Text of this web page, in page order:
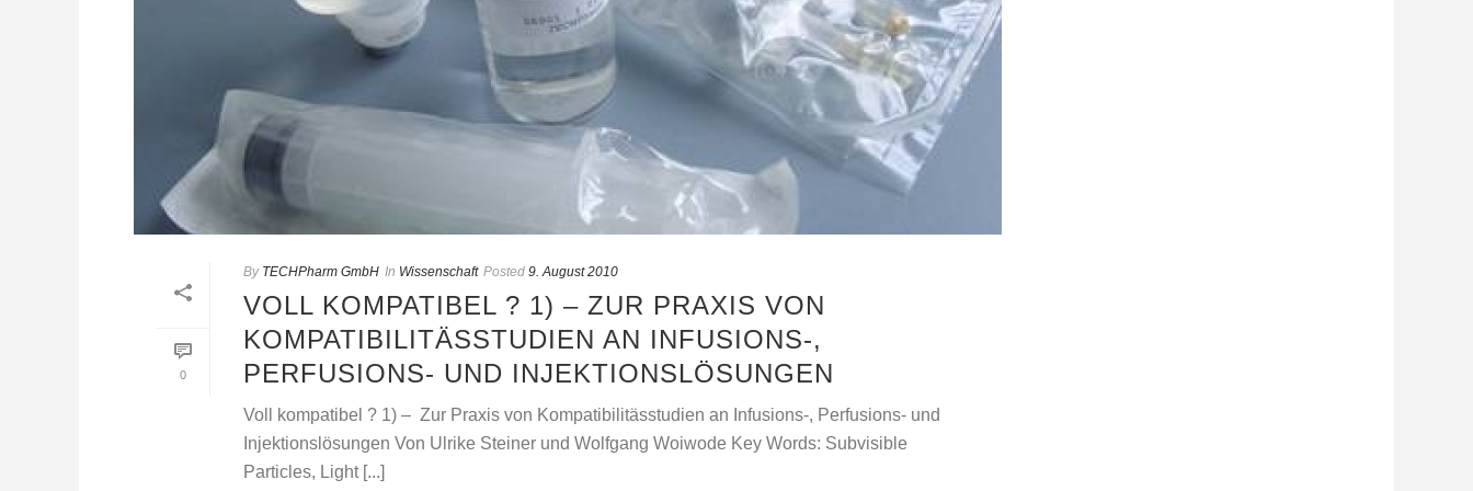
0
By TECHPharm GmbH In Wissenschaft Posted 9. August 2010
VOLL KOMPATIBEL ? 1) – ZUR PRAXIS VON
KOMPATIBILITÄSSTUDIEN AN INFUSIONS-,
PERFUSIONS- UND INJEKTIONSLÖSUNGEN
Voll kompatibel ? 1) – Zur Praxis von Kompatibilitässtudien an Infusions-, Perfusions- und
Injektionslösungen Von Ulrike Steiner und Wolfgang Woiwode Key Words: Subvisible
Particles, Light [...]